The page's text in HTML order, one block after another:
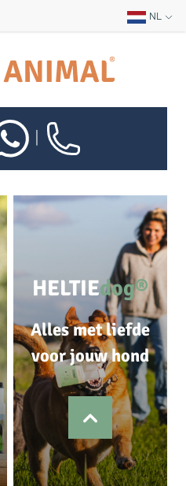
NL
HELTIEdog®
Alles met liefde
voor jouw hond